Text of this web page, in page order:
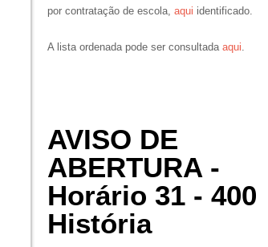
por contratação de escola, aqui identificado.
A lista ordenada pode ser consultada aqui.
AVISO DE
ABERTURA -
Horário 31 - 400
História